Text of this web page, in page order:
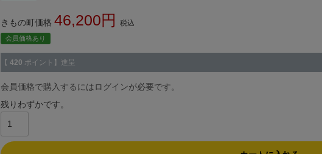
きもの町価格 46,200 税込
会員価格あり
【 420 ポイント】進呈
会員価格で購入するにはログインが必要です。
残りわずかです。